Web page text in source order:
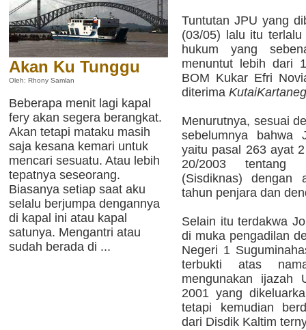
Akan Ku Tunggu
Oleh: Rhony Samlan
Beberapa menit lagi kapal
fery akan segera berangkat.
Akan tetapi mataku masih
saja kesana kemari untuk
mencari sesuatu. Atau lebih
tepatnya seseorang.
Biasanya setiap saat aku
selalu berjumpa dengannya
di kapal ini atau kapal
satunya. Mengantri atau
sudah berada di ...
Tuntutan JPU yang
(03/05) lalu itu
hukum yang
menuntut lebih dari
BOM Kukar Efri
diterima
Menurutnya, sesuai
sebelumnya bahwa
yaitu pasal 263 ayat
20/2003 tentang
(Sisdiknas) dengan
tahun penjara dan
Selain itu terdakwa
di muka pengadilan
Negeri 1
terbukti atas
mengunakan ijazah
2001 yang
tetapi kemudian
dari Disdik Kaltim